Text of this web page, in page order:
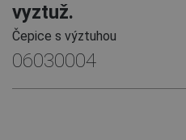
vyztuž.
Čepice s výztuhou
06030004